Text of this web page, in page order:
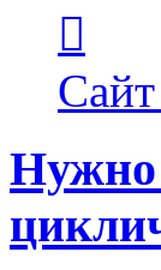
Сайт
Нужно